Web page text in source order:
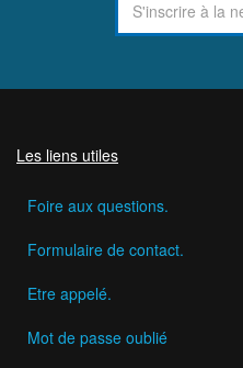
Les liens utiles
Foire aux questions.
Formulaire de contact.
Etre appelé.
Mot de passe oublié